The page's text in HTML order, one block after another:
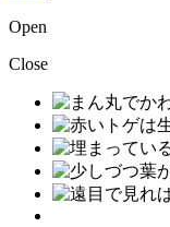
Open
Close